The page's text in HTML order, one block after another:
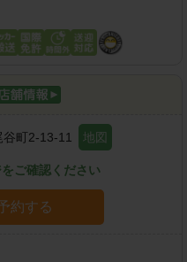
町2-13-11 地図
をご確認ください
約する